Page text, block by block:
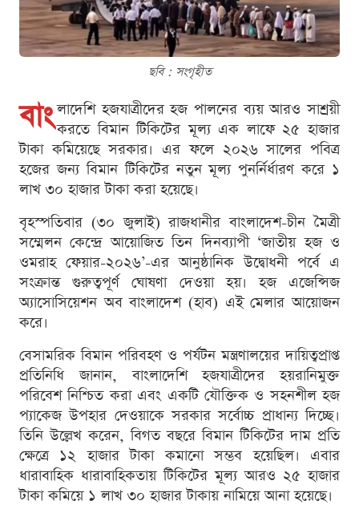
ছবি : সংগৃহীত
বাং লাদেশি হজযাত্রীদের হজ পালনের ব্যয় আরও সাশ্রয়ী
করতে বিমান টিকিটের মূল্য এক লাফে ২৫ হাজার
টাকা কমিয়েছে সরকার। এর ফলে ২০২৬ সালের পবিত্র
হজের জন্য বিমান টিকিটের নতুন মূল্য পুনর্নির্ধারণ করে ১
লাখ ৩০ হাজার টাকা করা হয়েছে।
বৃহস্পতিবার (৩০ জুলাই) রাজধানীর বাংলাদেশ-চীন মৈত্রী
সম্মেলন কেন্দ্রে আয়োজিত তিন দিনব্যাপী ‘জাতীয় হজ ও
ওমরাহ ফেয়ার-২০২৬’-এর আনুষ্ঠানিক উদ্বোধনী পর্বে এ
সংক্রান্ত গুরুত্বপূর্ণ ঘোষণা দেওয়া হয়। হজ এজেন্সিজ
অ্যাসোসিয়েশন অব বাংলাদেশ (হাব) এই মেলার আয়োজন
করে।
বেসামরিক বিমান পরিবহণ ও পর্যটন মন্ত্রণালয়ের দায়িত্বপ্রাপ্ত
প্রতিনিধি জানান, বাংলাদেশি হজযাত্রীদের হয়রানিমুক্ত
পরিবেশ নিশ্চিত করা এবং একটি যৌক্তিক ও সহনশীল হজ
প্যাকেজ উপহার দেওয়াকে সরকার সর্বোচ্চ প্রাধান্য দিচ্ছে।
তিনি উল্লেখ করেন, বিগত বছরে বিমান টিকিটের দাম প্রতি
ক্ষেত্রে ১২ হাজার টাকা কমানো সম্ভব হয়েছিল। এবার
ধারাবাহিক ধারাবাহিকতায় টিকিটের মূল্য আরও ২৫ হাজার
টাকা কমিয়ে ১ লাখ ৩০ হাজার টাকায় নামিয়ে আনা হয়েছে।